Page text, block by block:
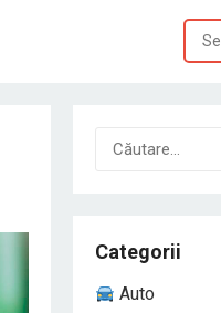
Caută
după:
Categorii
Auto